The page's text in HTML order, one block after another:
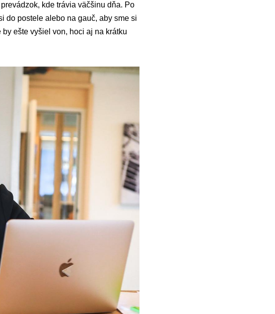
kde trávia väčšinu dňa. Po
do postele alebo na gauč, aby sme si
ešte vyšiel von, hoci aj na krátku